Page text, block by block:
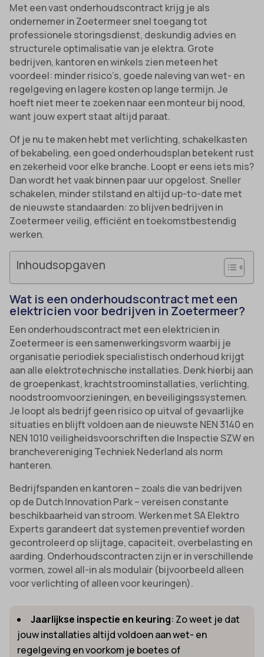
Met een vast onderhoudscontract krijg je als
ondernemer in Zoetermeer snel toegang tot
professionele storingsdienst, deskundig advies en
structurele optimalisatie van je elektra. Grote
bedrijven, kantoren en winkels zien meteen het
voordeel: minder risico’s, goede naleving van wet- en
regelgeving en lagere kosten op lange termijn. Je
hoeft niet meer te zoeken naar een monteur bij nood,
want jouw expert staat altijd paraat.
Of je nu te maken hebt met verlichting, schakelkasten
of bekabeling, een goed onderhoudsplan betekent rust
en zekerheid voor elke branche. Loopt er eens iets mis?
Dan wordt het vaak binnen paar uur opgelost. Sneller
schakelen, minder stilstand en altijd up-to-date met
de nieuwste standaarden: zo blijven bedrijven in
Zoetermeer veilig, efficiënt en toekomstbestendig
werken.
Inhoudsopgaven
Wat is een onderhoudscontract met een
elektricien voor bedrijven in Zoetermeer?
Een onderhoudscontract met een elektricien in
Zoetermeer is een samenwerkingsvorm waarbij je
organisatie periodiek specialistisch onderhoud krijgt
aan alle elektrotechnische installaties. Denk hierbij aan
de groepenkast, krachtstroominstallaties, verlichting,
noodstroomvoorzieningen, en beveiligingssystemen.
Je loopt als bedrijf geen risico op uitval of gevaarlijke
situaties en blijft voldoen aan de nieuwste NEN 3140 en
NEN 1010 veiligheidsvoorschriften die Inspectie SZW en
branchevereniging Techniek Nederland als norm
hanteren.
Bedrijfspanden en kantoren – zoals die van bedrijven
op de Dutch Innovation Park – vereisen constante
beschikbaarheid van stroom. Werken met SA Elektro
Experts garandeert dat systemen preventief worden
gecontroleerd op slijtage, capaciteit, overbelasting en
aarding. Onderhoudscontracten zijn er in verschillende
vormen, zowel all-in als modulair (bijvoorbeeld alleen
voor verlichting of alleen voor keuringen).
Jaarlijkse inspectie en keuring: Zo weet je dat
jouw installaties altijd voldoen aan wet- en
regelgeving en voorkom je boetes of